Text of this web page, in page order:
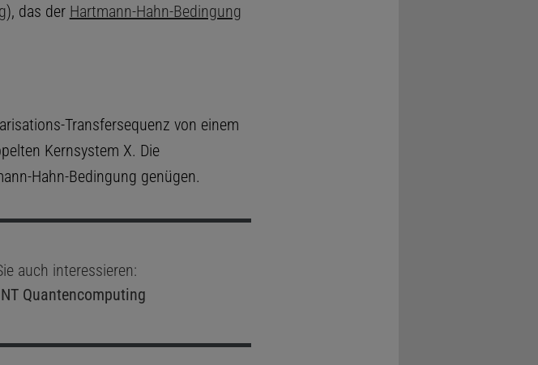
), das der Hartmann-Hahn-Bedingung
Transfersequenz von einem
Kernsystem X. Die
Hahn-Bedingung genügen.
auch interessieren:
Quantencomputing